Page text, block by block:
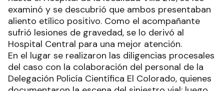
examinó y se descubrió que ambos presentaban
aliento etílico positivo. Como el acompañante
sufrió lesiones de gravedad, se lo derivó al
Hospital Central para una mejor atención.
En el lugar se realizaron las diligencias procesales
del caso con la colaboración del personal de la
Delegación Policía Científica El Colorado, quienes